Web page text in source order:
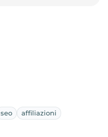
seo affiliazioni